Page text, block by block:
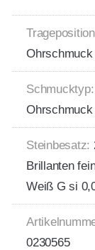
Ohrschmuck
Schmucktyp:
Ohrschmuck
Steinbesatz:
Brillanten
Weiß G si
0230565